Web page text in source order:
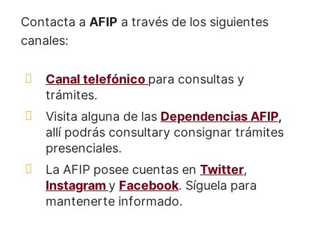
Contacta a AFIP a través de los siguientes
canales:
Canal telefónico para consultas y
trámites.
Visita alguna de las Dependencias AFIP,
allí podrás consultary consignar trámites
presenciales.
La AFIP posee cuentas en Twitter,
Instagramy Facebook. Síguela para
mantenerte informado.